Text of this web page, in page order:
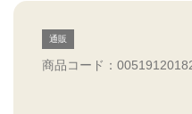
通販
商品コード：